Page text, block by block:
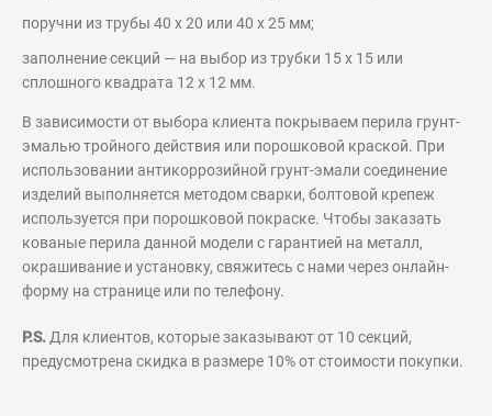
поручни из трубы 40 х 20 или 40 х 25 мм;
заполнение секций — на выбор из трубки 15 х 15 или
сплошного квадрата 12 х 12 мм.
В зависимости от выбора клиента покрываем перила грунт-
эмалью тройного действия или порошковой краской. При
использовании антикоррозийной грунт-эмали соединение
изделий выполняется методом сварки, болтовой крепеж
используется при порошковой покраске. Чтобы заказать
кованые перила данной модели с гарантией на металл,
окрашивание и установку, свяжитесь с нами через онлайн-
форму на странице или по телефону.
P.S. Для клиентов, которые заказывают от 10 секций,
предусмотрена скидка в размере 10% от стоимости покупки.